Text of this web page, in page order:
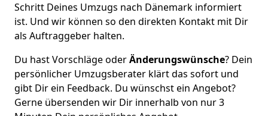
Schritt Deines Umzugs nach Dänemark informiert
ist. Und wir können so den direkten Kontakt mit Dir
als Auftraggeber halten.
Du hast Vorschläge oderÄnderungswünsche? Dein
persönlicher Umzugsberater klärt das sofort und
gibt Dir ein Feedback. Du wünschst ein Angebot?
Gerne übersenden wir Dir innerhalb von nur3